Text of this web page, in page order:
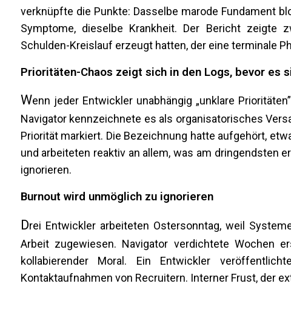
verknüpfte die Punkte: Dasselbe marode Fundament
Symptome, dieselbe Krankheit. Der Bericht zeigte
Schulden-Kreislauf erzeugt hatten, der eine terminale
Prioritäten-Chaos zeigt sich in den Logs, bevor es
Wenn jeder Entwickler unabhängig „unklare
Navigator kennzeichnete es als organisatorisches
Priorität markiert. Die Bezeichnung hatte aufgehört,
und arbeiteten reaktiv an allem, was am dringendsten
ignorieren.
Burnout wird unmöglich zu ignorieren
Drei Entwickler arbeiteten Ostersonntag, weil
Arbeit zugewiesen. Navigator verdichtete Wochen
kollabierender Moral. Ein Entwickler
Kontaktaufnahmen von Recruitern. Interner Frust, der